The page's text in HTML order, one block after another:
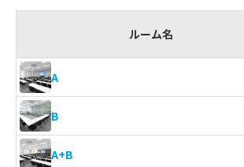
ルーム名
A
B
A+B